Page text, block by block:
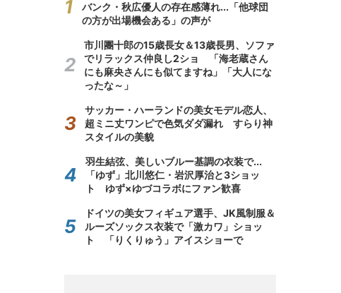
バンク・秋広優人の存在感薄れ...「他球団
の方が出場機会ある」の声が
市川團十郎の15歳長女＆13歳長男、ソファ
でリラックス仲良し2ショ 「海老蔵さん
にも麻央さんにも似てますね」「大人にな
ったな～」
サッカー・ハーランドの美女モデル恋人、
超ミニ丈ワンピで色気ダダ漏れ すらり神
スタイルの美貌
羽生結弦、美しいブルー基調の衣装で...
「ゆず」北川悠仁・岩沢厚治と3ショッ
ト ゆず×ゆづコラボにファン歓喜
ドイツの美女フィギュア選手、JK風制服＆
ルーズソックス衣装で「激カワ」ショッ
ト 「りくりゅう」アイスショーで